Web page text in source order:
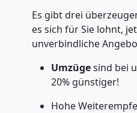
Es gibt drei
es sich für Sie lohnt,
unverbindliche
Umzügesind bei
20% günstiger!
Hohe